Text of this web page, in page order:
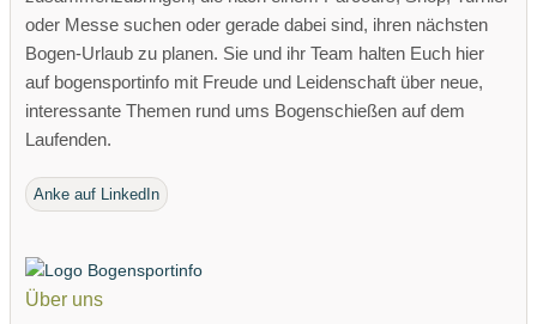
oder Messe suchen oder gerade dabei sind, ihren nächsten
Bogen-Urlaub zu planen. Sie und ihr Team halten Euch hier
auf bogensportinfo mit Freude und Leidenschaft über neue,
interessante Themen rund ums Bogenschießen auf dem
Laufenden.
Anke auf LinkedIn
Über uns